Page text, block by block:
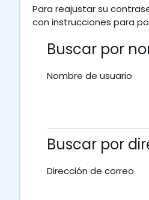
Para reajustar su
con instrucciones para
Buscar por
Nombre de usuario
Buscar por
Dirección de correo